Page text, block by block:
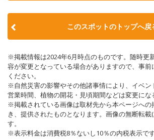
このスポットのトップへ戻
※掲載情報は2024年6月時点のものです。随時更
容が変更となっている場合がありますので、事
ください。
※自然災害の影響やその他諸事情により、イベン
営業時間、植物の開花・見頃期間などは変更にな
※掲載されている画像は取材先から本ページへの
き、提供されたものとなります。画像の無断転載
す。
※表示料金は消費税8％ないし10％の内税表示です